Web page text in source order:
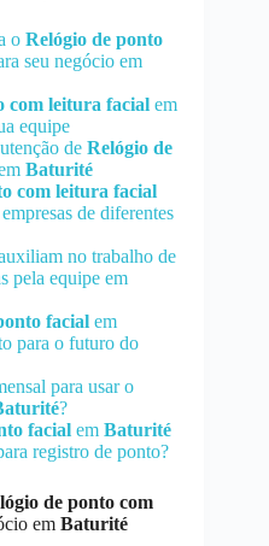
o Relógio de ponto
seu negócio em
com leitura facial em
equipe
de Relógio de
Baturité
com leitura facial
de diferentes
no trabalho de
pela equipe em
facial em
para o futuro do
para usar o
?
facial em Baturité
registro de ponto?
de ponto com
em Baturité